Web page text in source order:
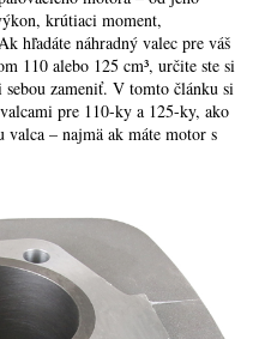
krútiaci moment,
hľadáte náhradný valec pre váš
110 alebo 125 cm³, určite ste si
zameniť. V tomto článku si
pre 110-ky a 125-ky, ako
valca – najmä ak máte motor s